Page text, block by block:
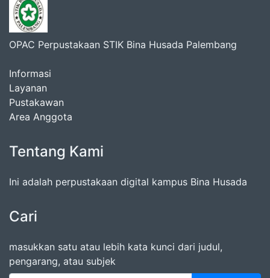
OPAC Perpustakaan STIK Bina Husada Palembang
Informasi
Layanan
Pustakawan
Area Anggota
Tentang Kami
Ini adalah perpustakaan digital kampus Bina Husada
Cari
masukkan satu atau lebih kata kunci dari judul,
pengarang, atau subjek